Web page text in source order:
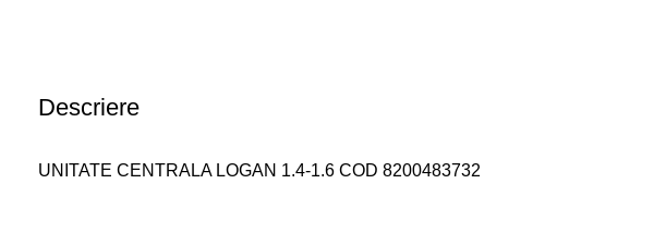
Descriere
UNITATE CENTRALA LOGAN 1.4-1.6 COD 8200483732